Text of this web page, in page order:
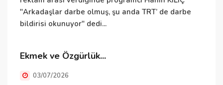
"Arkadaşlar darbe olmuş, şu anda TRT’ de darbe
bildirisi okunuyor" dedi...
Ekmek ve Özgürlük...
03/07/2026